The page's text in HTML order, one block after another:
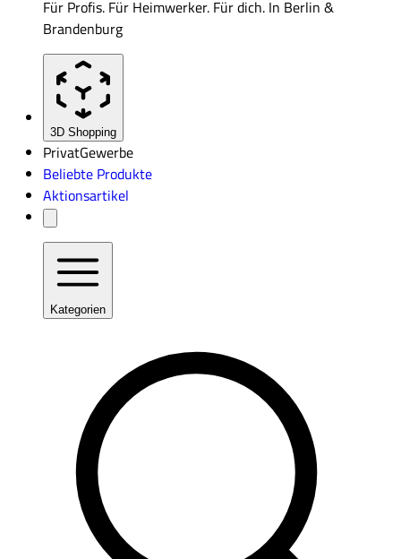
Für Profis. Für Heimwerker. Für dich. In Berlin &
Brandenburg
3D Shopping
PrivatGewerbe
Beliebte Produkte
Aktionsartikel
Kategorien